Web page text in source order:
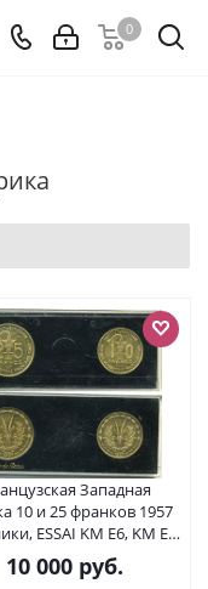
0
Западная
10 и 25 франков 1957
ESSAI KM E6, KM E7
бронза UNC 7-4-
1-27
10 000руб.